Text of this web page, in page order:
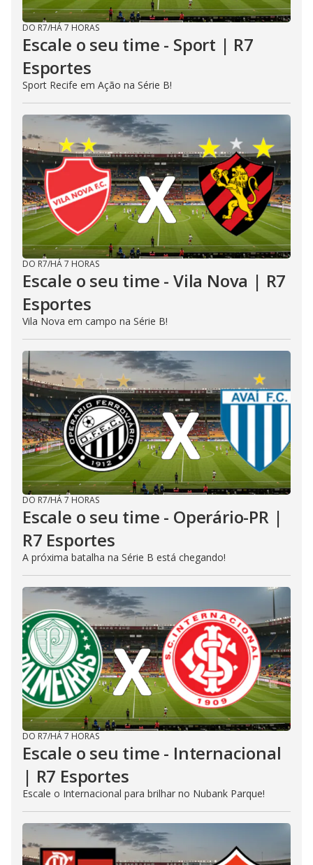
DO R7/HÁ 7 HORAS
Escale o seu time - Sport | R7
Esportes
Sport Recife em Ação na Série B!
DO R7/HÁ 7 HORAS
Escale o seu time - Vila Nova | R7
Esportes
Vila Nova em campo na Série B!
DO R7/HÁ 7 HORAS
Escale o seu time - Operário-PR |
R7 Esportes
A próxima batalha na Série B está chegando!
DO R7/HÁ 7 HORAS
Escale o seu time - Internacional
| R7 Esportes
Escale o Internacional para brilhar no Nubank Parque!